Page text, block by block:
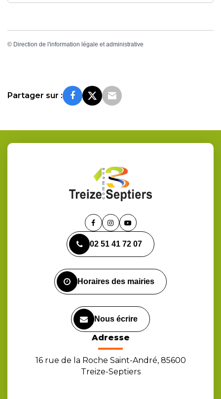
© Direction de l'information légale et administrative
Partager sur :
Lien
le
compte
Lien
le
compte
Lien
la
chaîne
02 51 41 72 07
Horaires des mairies
Nous écrire
Adresse
16 rue de la Roche Saint-André, 85600
Treize-Septiers